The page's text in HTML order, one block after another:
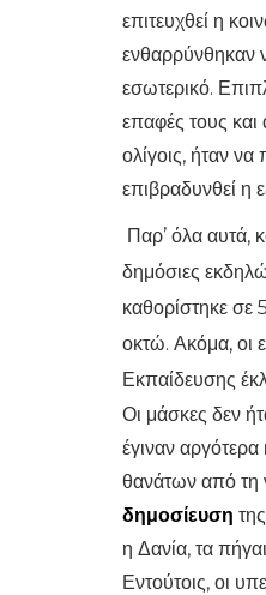
επιτευχθεί η
ενθαρρύνθηκαν
εσωτερικό.
επαφές τους
ολίγοις, ήταν
επιβραδυνθεί η
Παρ’ όλα αυτά,
δημόσιες
καθορίστηκε σε
οκτώ. Ακόμα, οι
Εκπαίδευσης
Οι μάσκες δεν
έγιναν
θανάτων από τη
δημοσίευση
η Δανία, τα
Εντούτοις, οι